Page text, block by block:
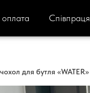
Співпраця
для бутля «WATER»